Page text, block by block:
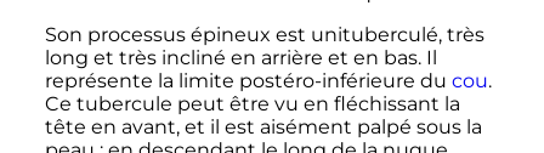
Son processus épineux est unituberculé, très
long et très incliné en arrière et en bas. Il
représente la limite postéro-inférieure du cou.
Ce tubercule peut être vu en fléchissant la
tête en avant, et il est aisément palpé sous la